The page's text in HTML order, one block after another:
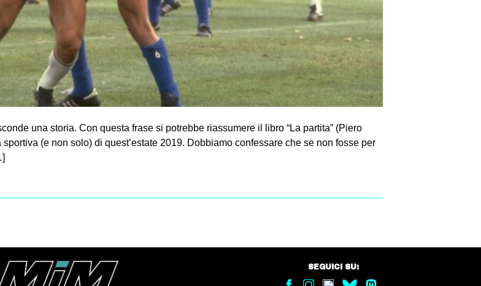
una storia. Con questa frase si potrebbe riassumere il libro “La partita” (Piero
(e non solo) di quest’estate 2019. Dobbiamo confessare che se non fosse per
SEGUICI SU: